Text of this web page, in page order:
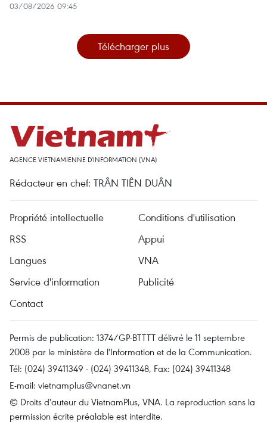
03/08/2026 09:45
Télécharger plus
AGENCE VIETNAMIENNE D'INFORMATION (VNA)
Rédacteur en chef: TRÂN TIÊN DUÂN
Propriété intellectuelle
Conditions d'utilisation
RSS
Appui
Langues
VNA
Service d'information
Publicité
Contact
Permis de publication: 1374/GP-BTTTT délivré le 11 septembre
2008 par le ministère de l'Information et de la Communication.
Tél: (024) 39411349 - (024) 39411348, Fax: (024) 39411348
E-mail: vietnamplus@vnanet.vn
© Droits d'auteur du VietnamPlus, VNA. La reproduction sans la
permission écrite préalable est interdite.